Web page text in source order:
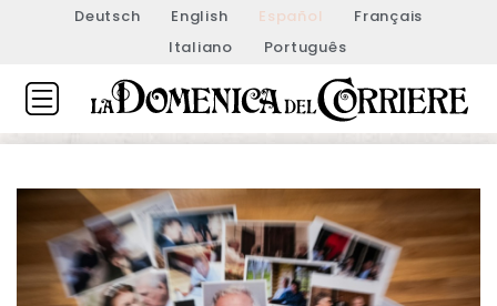
Deutsch English Español
Français
Italiano
Português